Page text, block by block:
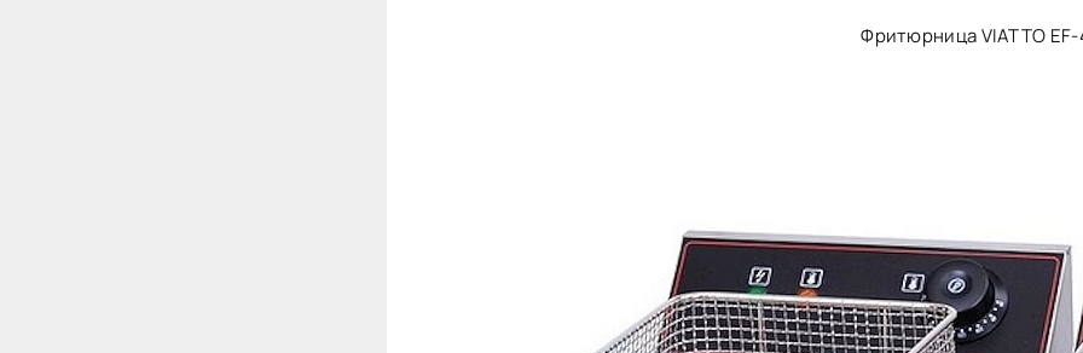
Фритюрница VIATTO